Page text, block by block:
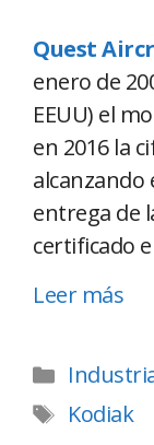
Quest
enero de
EEUU) el
en 2016 la
alcanzando
entrega de
certificado
Leer más
Kodiak